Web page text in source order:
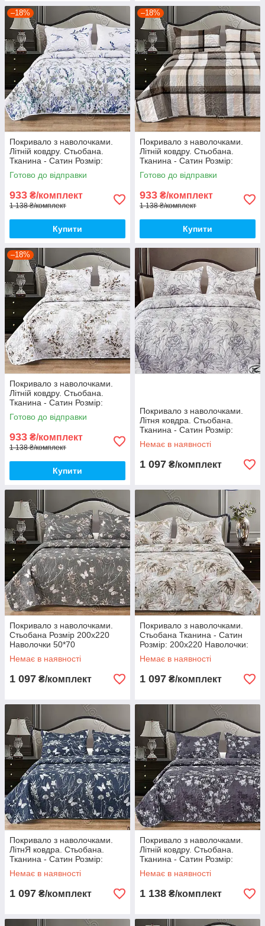
–18%
Покривало з наволочками.
Літній ковдру. Стьобана.
Тканина - Сатин Розмір:
200х220 Наволочки: 50*70
Готово до відправки
933 ₴/комплект
1 138 ₴/комплект
Купити
–18%
Покривало з наволочками.
Літній ковдру. Стьобана.
Тканина - Сатин Розмір:
200х220 Наволочки: 50*70
Готово до відправки
933 ₴/комплект
1 138 ₴/комплект
Купити
–18%
Покривало з наволочками.
Літній ковдру. Стьобана.
Тканина - Сатин Розмір:
200х220 Наволочки: 50*70
Готово до відправки
933 ₴/комплект
1 138 ₴/комплект
Купити
Покривало з наволочками.
Літня ковдра. Стьобана.
Тканина - Сатин Розмір:
200х230 Наволочки: 50*70
Немає в наявності
1 097 ₴/комплект
Покривало з наволочками.
Стьобана Розмір 200х220
Наволочки 50*70
Немає в наявності
1 097 ₴/комплект
Покривало з наволочками.
Стьобана Тканина - Сатин
Розмір: 200х220 Наволочки:
50*70
Немає в наявності
1 097 ₴/комплект
Покривало з наволочками.
ЛітнЯ ковдра. Стьобана.
Тканина - Сатин Розмір:
200х220 Наволочки: 50*70
Немає в наявності
1 097 ₴/комплект
Покривало з наволочками.
Літній ковдру. Стьобана.
Тканина - Сатин Розмір:
200х220 Наволочки: 50*70
Немає в наявності
1 138 ₴/комплект